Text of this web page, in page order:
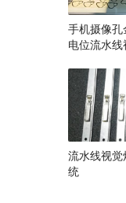
手机摄像孔
电位流水线
流水线视觉
统